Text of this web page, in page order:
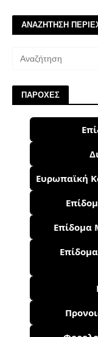
ΑΝΑΖΗΤΗΣΗ
ΠΑΡΟΧΕΣ
Ευρωπαϊκή
Επίδομα